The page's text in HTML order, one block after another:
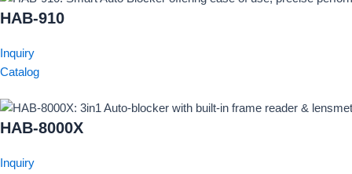
HAB-910
Inquiry
Catalog
HAB-8000X
Inquiry